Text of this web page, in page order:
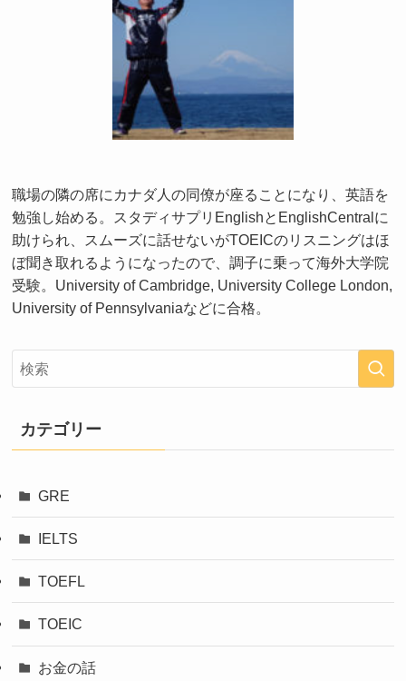
職場の隣の席にカナダ人の同僚が座ることになり、英語を
勉強し始める。スタディサプリEnglishとEnglishCentralに
助けられ、スムーズに話せないがTOEICのリスニングはほ
ぼ聞き取れるようになったので、調子に乗って海外大学院
受験。University of Cambridge, University College London,
University of Pennsylvaniaなどに合格。
カテゴリー
GRE
IELTS
TOEFL
TOEIC
お金の話